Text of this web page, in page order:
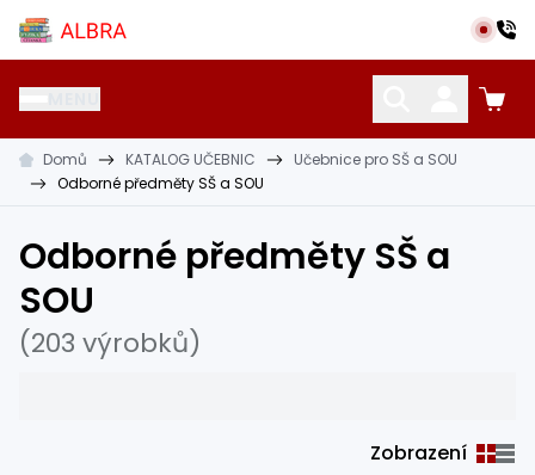
Přeskočit na hlavní obsah
Albra s.r.o.
KATALOG UČEBNIC CIZÍ JAZYKY OSTATNÍ POMŮCKY
Domů KATALOG UČEBNIC
Učebnice pro SŠ a SOU
Odborné předměty SŠ a SOU
Odborné předměty SŠ a
SOU
(203 výrobků)
Zobrazení